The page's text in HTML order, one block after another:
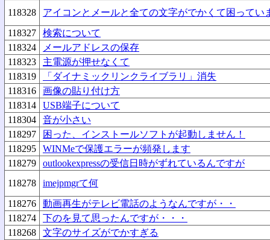
118328
アイコンとメールと全ての文字がでかくて困ってい
118327
検索について
118324
メールアドレスの保存
118323
主電源が押せなくて
118319
「ダイナミックリンクライブラリ」消失
118316
画像の貼り付け方
118314
USB端子について
118304
音が小さい
118297
困った、インストールソフトが起動しません！
118295
WINMeで保護エラーが頻発します
118279
outlookexpressの受信日時がずれているんですが
118278
imejpmgrて何
118276
動画再生がテレビ電話のようなんですが・・
118274
下のを見て思ったんですが・・・
118268
文字のサイズがでかすぎる